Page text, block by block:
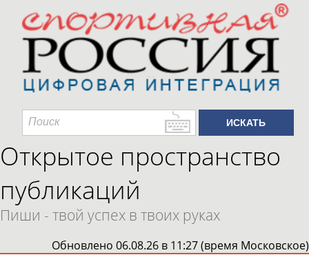
Открытое пространство
публикаций
Пиши - твой успех в твоих руках
Обновлено 06.08.26 в 11:27 (время Московское)